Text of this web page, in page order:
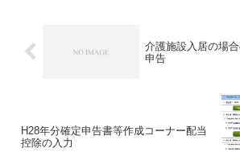
介護施設入居の場
申告
H28年分確定申告書等作成コーナー配当
控除の入力